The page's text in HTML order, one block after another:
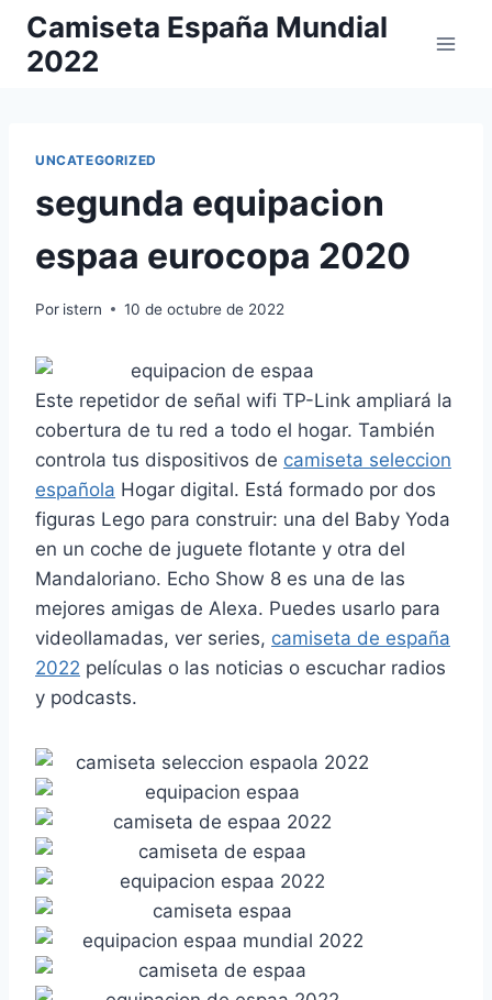
Saltar
contenido
Camiseta España Mundial
2022
UNCATEGORIZED
segunda equipacion
espaa eurocopa 2020
Por istern 10 de octubre de 2022
Este repetidor de señal wifi TP-Link ampliará la
cobertura de tu red a todo el hogar. También
controla tus dispositivos de camiseta seleccion
española Hogar digital. Está formado por dos
figuras Lego para construir: una del Baby Yoda
en un coche de juguete flotante y otra del
Mandaloriano. Echo Show 8 es una de las
mejores amigas de Alexa. Puedes usarlo para
videollamadas, ver series, camiseta de españa
2022 películas o las noticias o escuchar radios
y podcasts.